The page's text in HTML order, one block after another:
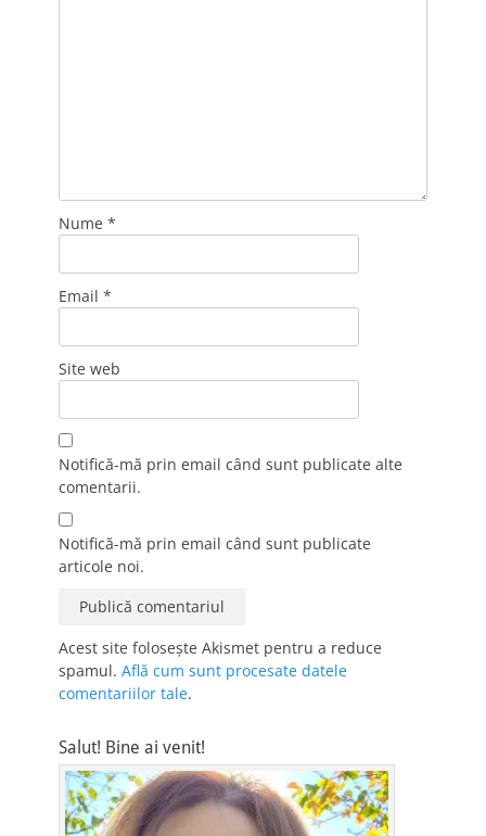
Nume *
Email *
Site web
Notifică-mă prin email când sunt publicate alte
comentarii.
Notifică-mă prin email când sunt publicate
articole noi.
Acest site folosește Akismet pentru a reduce
spamul. Află cum sunt procesate datele
comentariilor tale.
Salut! Bine ai venit!